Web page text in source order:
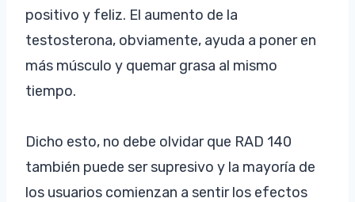
positivo y feliz. El aumento de la
testosterona, obviamente, ayuda a poner en
más músculo y quemar grasa al mismo
tiempo.
Dicho esto, no debe olvidar que RAD 140
también puede ser supresivo y la mayoría de
los usuarios comienzan a sentir los efectos